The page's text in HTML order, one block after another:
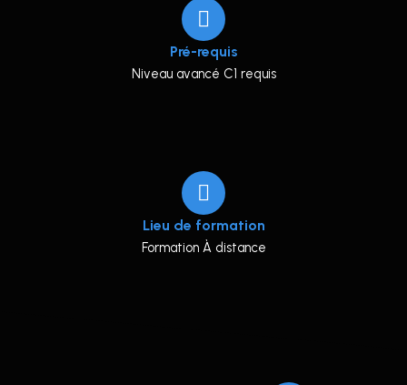
Pré-requis
Niveau avancé C1 requis
Lieu de formation
Formation À distance